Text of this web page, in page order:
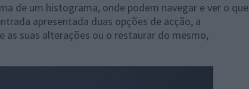
de um histograma, onde podem navegar e ver o que
apresentada duas opções de acção, a
as suas alterações ou o restaurar do mesmo,